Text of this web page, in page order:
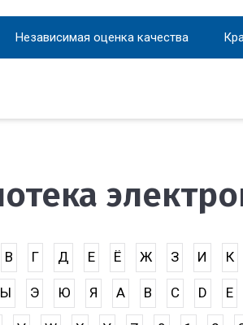
Независимая оценка качества
В Г Д Е Ё Ж З И К
Ы Э Ю Я A B C D E